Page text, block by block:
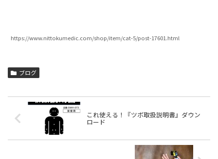
https://www.nittokumedic.com/shop/item/cat-5/post-17601.html
ブログ
これ使える！『ツボ取扱説明書』ダウン
ロード